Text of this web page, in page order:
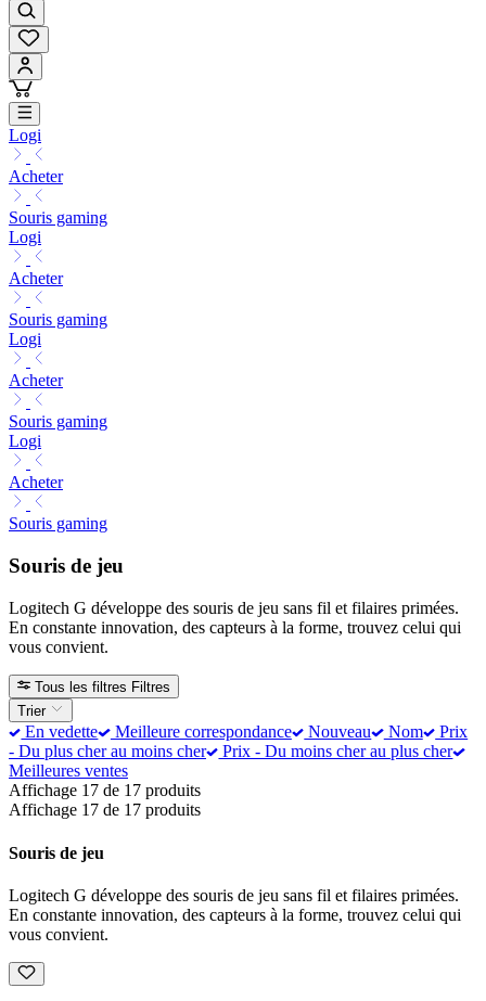
Logi
Acheter
Souris gaming
Logi
Acheter
Souris gaming
Logi
Acheter
Souris gaming
Logi
Acheter
Souris gaming
Souris de jeu
Logitech G développe des souris de jeu sans fil et filaires primées.
En constante innovation, des capteurs à la forme, trouvez celui qui
vous convient.
Tous les filtres Filtres
Trier
En vedette Meilleure correspondance Nouveau Nom
Prix
- Du plus cher au moins cher
Prix - Du moins cher au plus cher
Meilleures ventes
Affichage 17 de 17 produits
Affichage 17 de 17 produits
Souris de jeu
Logitech G développe des souris de jeu sans fil et filaires primées.
En constante innovation, des capteurs à la forme, trouvez celui qui
vous convient.